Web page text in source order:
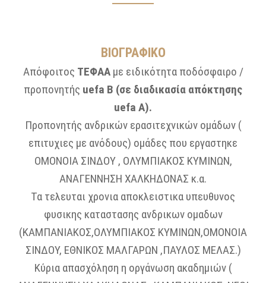
ΒΙΟΓΡΑΦΙΚΟ
Απόφοιτος ΤΕΦΑΑμε ειδικότητα ποδόσφαιρο /
προπονητής uefa B (σε διαδικασία απόκτησης
uefa A).
Προπονητής ανδρικών ερασιτεχνικών ομάδων (
επιτυχιες με ανόδους) ομάδες που εργαστηκε
ΟΜΟΝΟΙΑ ΣΙΝΔΟΥ , ΟΛΥΜΠΙΑΚΟΣ ΚΥΜΙΝΩΝ,
ΑΝΑΓΕΝΝΗΣΗ ΧΑΛΚΗΔΟΝΑΣ κ.α.
Τα τελευται χρονια αποκλειστικα υπευθυνος
φυσικης καταστασης ανδρικων ομαδων
(ΚΑΜΠΑΝΙΑΚΟΣ,ΟΛΥΜΠΙΑΚΟΣ ΚΥΜΙΝΩΝ,ΟΜΟΝΟΙΑ
ΣΙΝΔΟΥ, ΕΘΝΙΚΟΣ ΜΑΛΓΑΡΩΝ ,ΠΑΥΛΟΣ ΜΕΛΑΣ.)
Κύρια απασχόληση η οργάνωση ακαδημιών (